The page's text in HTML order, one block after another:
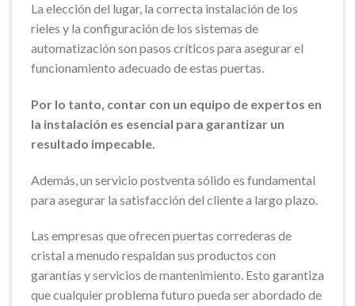
La elección del lugar, la correcta instalación de los
rieles y la configuración de los sistemas de
automatización son pasos críticos para asegurar el
funcionamiento adecuado de estas puertas.
Por lo tanto, contar con un equipo de expertos en
la instalación es esencial para garantizar un
resultado impecable.
Además, un servicio postventa sólido es fundamental
para asegurar la satisfacción del cliente a largo plazo.
Las empresas que ofrecen puertas correderas de
cristal a menudo respaldan sus productos con
garantías y servicios de mantenimiento. Esto garantiza
que cualquier problema futuro pueda ser abordado de